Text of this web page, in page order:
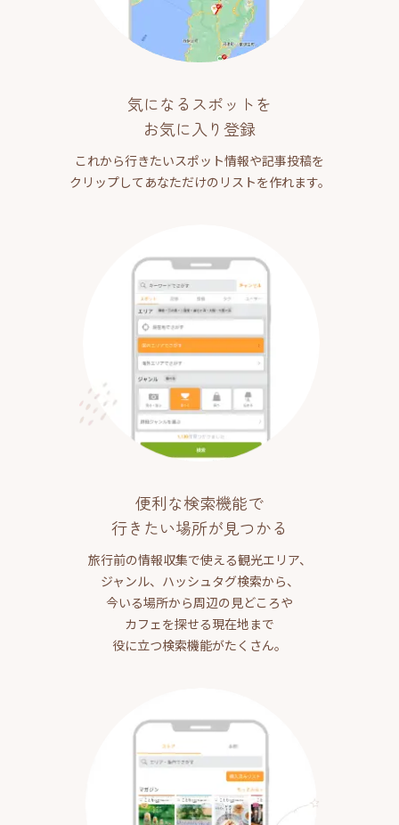
気になるスポットを
お気に入り登録
これから行きたいスポット情報や記事投稿を
クリップしてあなただけのリストを作れます。
便利な検索機能で
行きたい場所が見つかる
旅行前の情報収集で使える観光エリア、
ジャンル、ハッシュタグ検索から、
今いる場所から周辺の見どころや
カフェを探せる現在地まで
役に立つ検索機能がたくさん。